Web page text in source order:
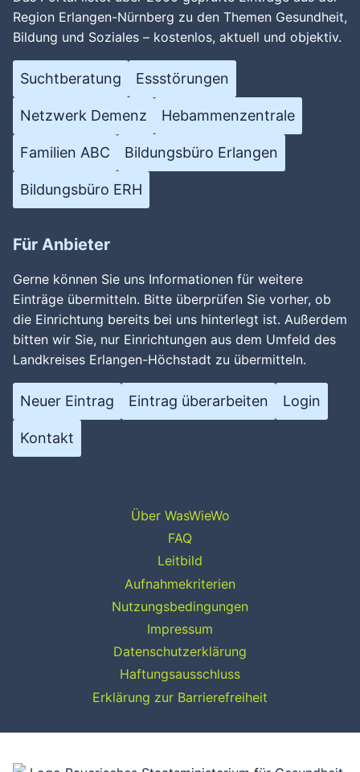
Region Erlangen-Nürnberg zu den Themen Gesundheit,
Bildung und Soziales – kostenlos, aktuell und objektiv.
Suchtberatung Essstörungen
Netzwerk Demenz Hebammenzentrale
Familien ABC Bildungsbüro Erlangen
Bildungsbüro ERH
Für Anbieter
Gerne können Sie uns Informationen für weitere
Einträge übermitteln. Bitte überprüfen Sie vorher, ob
die Einrichtung bereits bei uns hinterlegt ist. Außerdem
bitten wir Sie, nur Einrichtungen aus dem Umfeld des
Landkreises Erlangen-Höchstadt zu übermitteln.
Neuer Eintrag Eintrag überarbeiten Login
Kontakt
Über WasWieWo
FAQ
Leitbild
Aufnahmekriterien
Nutzungsbedingungen
Impressum
Datenschutzerklärung
Haftungsausschluss
Erklärung zur Barrierefreiheit